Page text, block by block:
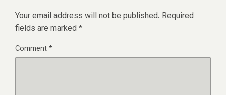
Your email address will not be published. Required
fields are marked *
Comment*